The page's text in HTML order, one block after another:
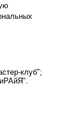
клуб";